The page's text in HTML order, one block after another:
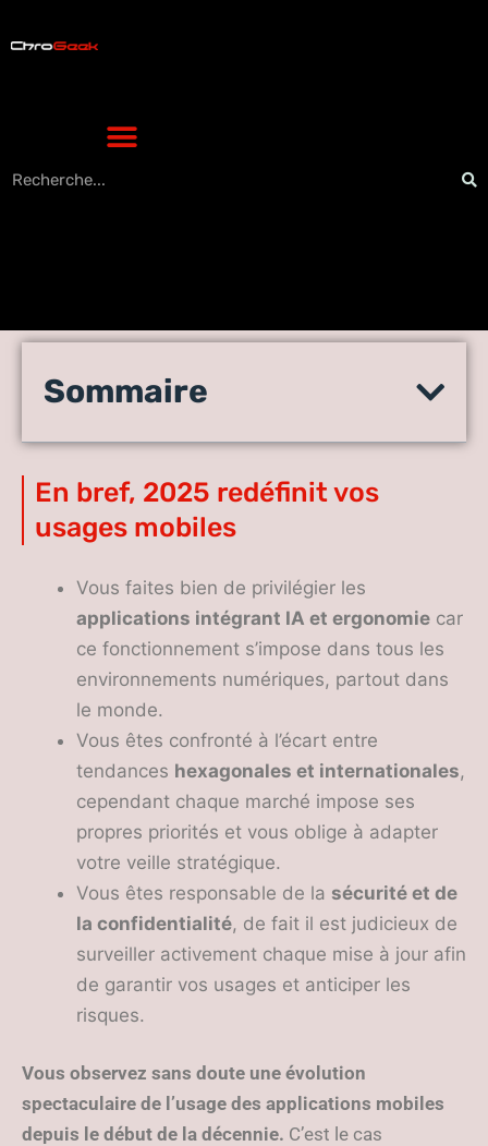
Applications les plus
connaître en 2025
Sommaire
En bref, 2025 redéfinit vos
usages mobiles
Vous faites bien de privilégier les
applications intégrant IA et ergonomie car
ce fonctionnement s’impose dans tous les
environnements numériques, partout dans
le monde.
Vous êtes confronté à l’écart entre
tendances hexagonales et internationales,
cependant chaque marché impose ses
propres priorités et vous oblige à adapter
votre veille stratégique.
Vous êtes responsable de la sécurité et de
la confidentialité, de fait il est judicieux de
surveiller activement chaque mise à jour afin
de garantir vos usages et anticiper les
risques.
Vous observez sans doute une évolution
spectaculaire de l’usage des applications mobiles
depuis le début de la décennie. C’est le cas